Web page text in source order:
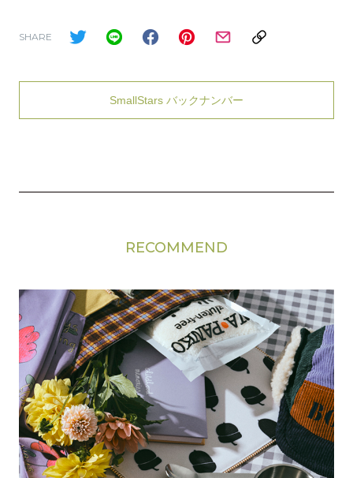
SHARE
SmallStars バックナンバー
RECOMMEND